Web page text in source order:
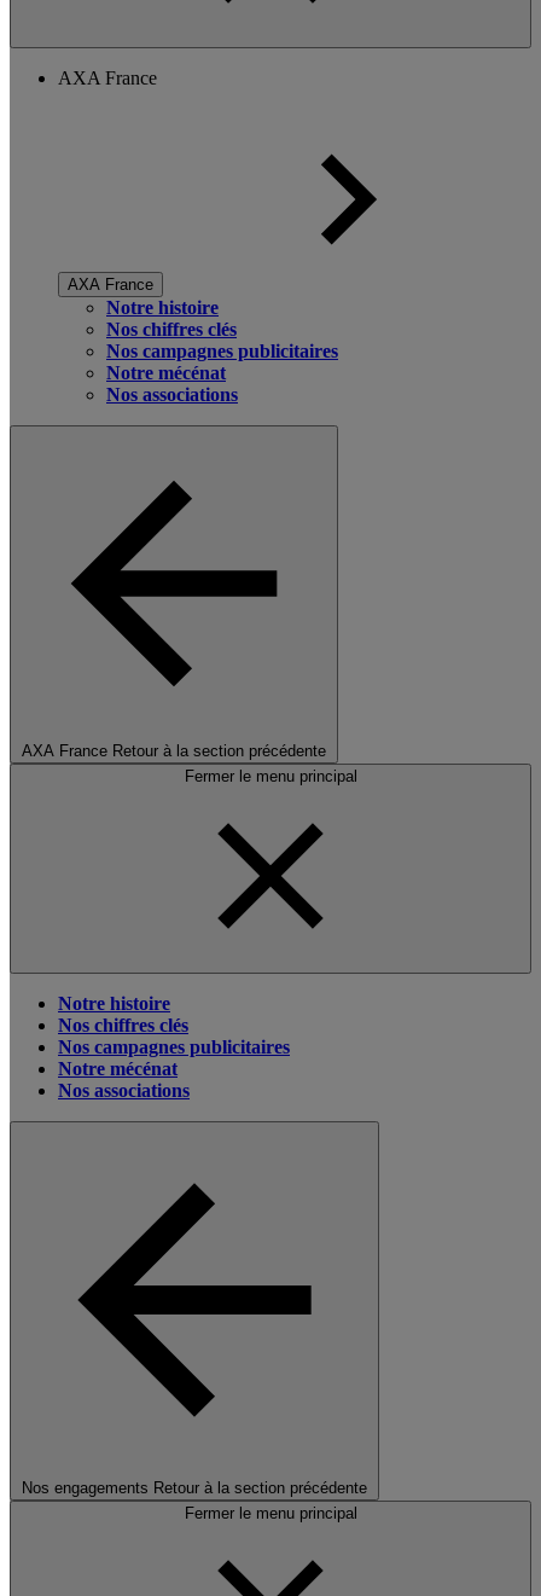
AXA France
AXA France
Notre histoire
Nos chiffres clés
Nos campagnes publicitaires
Notre mécénat
Nos associations
AXA France Retour à la section précédente
Fermer le menu principal
Notre histoire
Nos chiffres clés
Nos campagnes publicitaires
Notre mécénat
Nos associations
Nos engagements Retour à la section précédente
Fermer le menu principal